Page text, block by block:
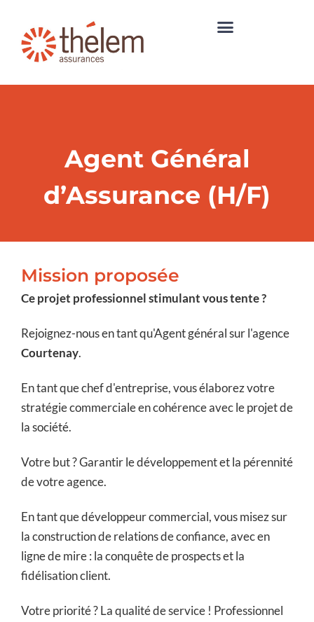
Agent Général
d’Assurance (H/F)
Mission proposée
Ce projet professionnel stimulant vous tente ?
Rejoignez-nous en tant qu'Agent général sur l'agence
Courtenay.
En tant que chef d'entreprise, vous élaborez votre
stratégie commerciale en cohérence avec le projet de
la société.
Votre but ? Garantir le développement et la pérennité
de votre agence.
En tant que développeur commercial, vous misez sur
la construction de relations de confiance, avec en
ligne de mire : la conquête de prospects et la
fidélisation client.
Votre priorité ? La qualité de service ! Professionnel